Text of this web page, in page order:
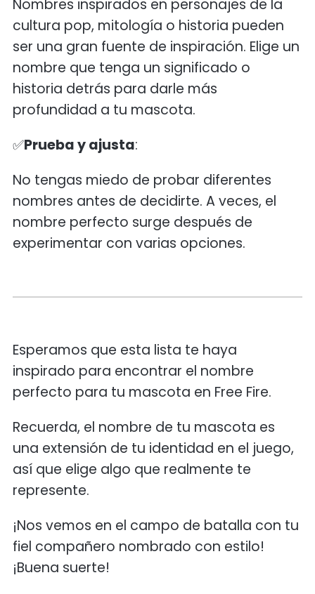
Nombres inspirados en personajes de la
cultura pop, mitología o historia pueden
ser una gran fuente de inspiración. Elige un
nombre que tenga un significado o
historia detrás para darle más
profundidad a tu mascota.
✅Prueba y ajusta:
No tengas miedo de probar diferentes
nombres antes de decidirte. A veces, el
nombre perfecto surge después de
experimentar con varias opciones.
Esperamos que esta lista te haya
inspirado para encontrar el nombre
perfecto para tu mascota en Free Fire.
Recuerda, el nombre de tu mascota es
una extensión de tu identidad en el juego,
así que elige algo que realmente te
represente.
¡Nos vemos en el campo de batalla con tu
fiel compañero nombrado con estilo!
¡Buena suerte!